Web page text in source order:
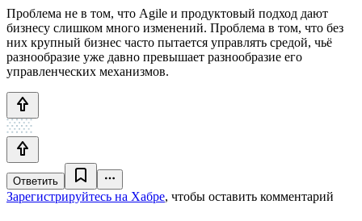
Проблема не в том, что Agile и продуктовый подход дают
бизнесу слишком много изменений. Проблема в том, что без
них крупный бизнес часто пытается управлять средой, чьё
разнообразие уже давно превышает разнообразие его
управленческих механизмов.
Ответить
Зарегистрируйтесь на Хабре, чтобы оставить комментарий